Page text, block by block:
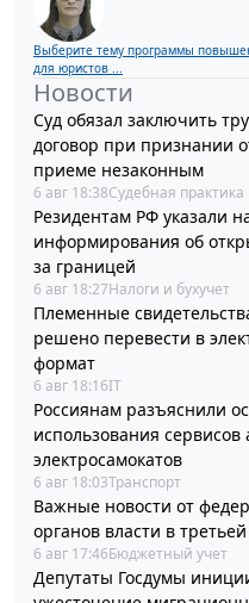
Выберите тему программы
для юристов ...
Новости
Суд обязал заключить
договор при признании
приеме незаконным
6 авг 18:38Судебная практика
Резидентам РФ указали
информирования об
за границей
6 авг 18:27Налоги и бухучет
Племенные
решено перевести в
формат
6 авг 18:16IT
Россиянам разъяснили
использования сервисов
электросамокатов
6 авг 18:03Транспорт
Важные новости от
органов власти в
6 авг 17:46Бюджетный учет
Депутаты Госдумы